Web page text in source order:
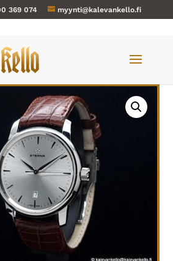
369 074 myynti@kalevankello.fi
kellot / Eterna-311-NOS Soleure